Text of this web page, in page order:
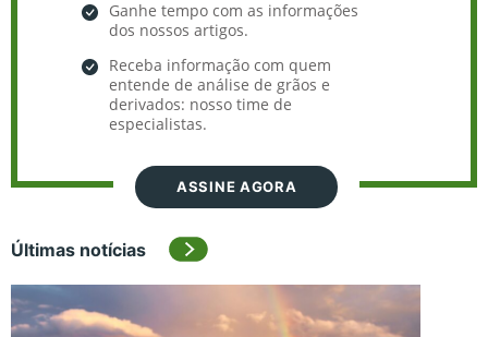
Ganhe tempo com as informações
dos nossos artigos.
Receba informação com quem
entende de análise de grãos e
derivados: nosso time de
especialistas.
ASSINE AGORA
Últimas notícias